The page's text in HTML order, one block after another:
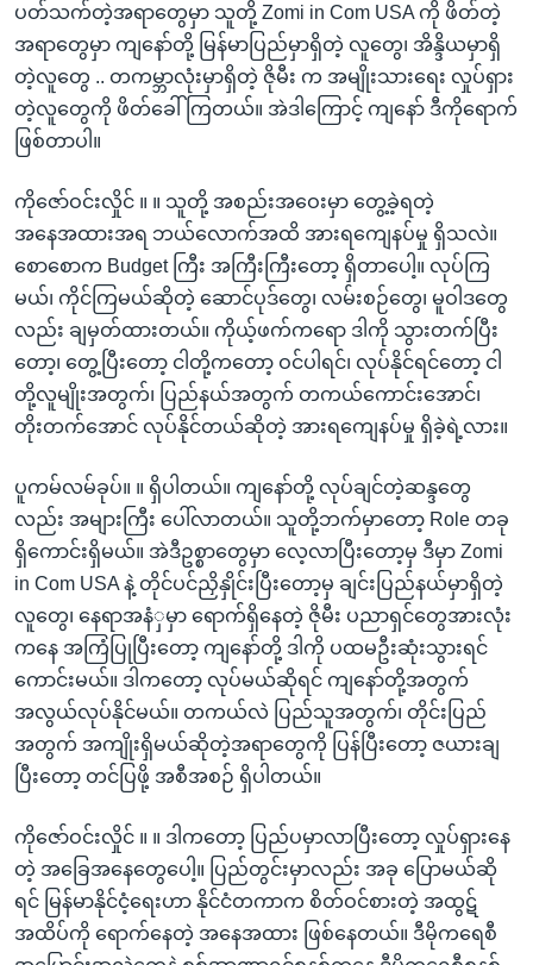
ပတ်သက်တဲ့အရာတွေမှာ သူတို့ Zomi in Com USA ကို ဖိတ်တဲ့
အရာတွေမှာ ကျနော်တို့ မြန်မာပြည်မှာရှိတဲ့ လူတွေ၊ အိန္ဒိယမှာရှိ
တဲ့လူတွေ .. တကမ္ဘာလုံးမှာရှိတဲ့ ဇိုမီး က အမျိုးသားရေး လှုပ်ရှား
တဲ့လူတွေကို ဖိတ်ခေါ်ကြတယ်။ အဲဒါကြောင့် ကျနော် ဒီကိုရောက်
ဖြစ်တာပါ။
ကိုဇော်ဝင်းလှိုင် ။ ။ သူတို့ အစည်းအဝေးမှာ တွေ့ခဲ့ရတဲ့
အနေအထားအရ ဘယ်လောက်အထိ အားရကျေနပ်မှု ရှိသလဲ။
စောစောက Budget ကြီး အကြီးကြီးတော့ ရှိတာပေါ့။ လုပ်ကြ
မယ်၊ ကိုင်ကြမယ်ဆိုတဲ့ ဆောင်ပုဒ်တွေ၊ လမ်းစဉ်တွေ၊ မူဝါဒတွေ
လည်း ချမှတ်ထားတယ်။ ကိုယ့်ဖက်ကရော ဒါကို သွားတက်ပြီး
တော့၊ တွေ့ပြီးတော့ ငါတို့ကတော့ ဝင်ပါရင်၊ လုပ်နိုင်ရင်တော့ ငါ
တို့လူမျိုးအတွက်၊ ပြည်နယ်အတွက် တကယ်ကောင်းအောင်၊
တိုးတက်အောင် လုပ်နိုင်တယ်ဆိုတဲ့ အားရကျေနပ်မှု ရှိခဲ့ရဲ့လား။
ပူကမ်လမ်ခုပ်။ ။ ရှိပါတယ်။ ကျနော်တို့ လုပ်ချင်တဲ့ဆန္ဒတွေ
လည်း အများကြီး ပေါ်လာတယ်။ သူတို့ဘက်မှာတော့ Role တခု
ရှိကောင်းရှိမယ်။ အဲဒီဥစ္စာတွေမှာ လေ့လာပြီးတော့မှ ဒီမှာ Zomi
in Com USA နဲ့ တိုင်ပင်ညှိနှိုင်းပြီးတော့မှ ချင်းပြည်နယ်မှာရှိတဲ့
လူတွေ၊ နေရာအနံှမှာ ရောက်ရှိနေတဲ့ ဇိုမီး ပညာရှင်တွေအားလုံး
ကနေ အကြံပြုပြီးတော့ ကျနော်တို့ ဒါကို ပထမဦးဆုံးသွားရင်
ကောင်းမယ်။ ဒါကတော့ လုပ်မယ်ဆိုရင် ကျနော်တို့အတွက်
အလွယ်လုပ်နိုင်မယ်။ တကယ်လဲ ပြည်သူအတွက်၊ တိုင်းပြည်
အတွက် အကျိုးရှိမယ်ဆိုတဲ့အရာတွေကို ပြန်ပြီးတော့ ဇယားချ
ပြီးတော့ တင်ပြဖို့ အစီအစဉ် ရှိပါတယ်။
ကိုဇော်ဝင်းလှိုင် ။ ။ ဒါကတော့ ပြည်ပမှာလာပြီးတော့ လှုပ်ရှားနေ
တဲ့ အခြေအနေတွေပေါ့။ ပြည်တွင်းမှာလည်း အခု ပြောမယ်ဆို
ရင် မြန်မာနိုင်ငံ့ရေးဟာ နိုင်ငံတကာက စိတ်ဝင်စားတဲ့ အထွဋ်
အထိပ်ကို ရောက်နေတဲ့ အနေအထား ဖြစ်နေတယ်။ ဒီမိုကရေစီ